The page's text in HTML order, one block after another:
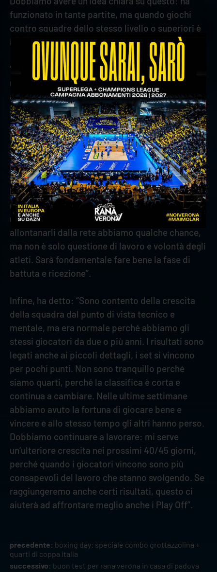
funzionato in tante partite, ma quando giochi
contro squadre dello stesso livello o superiori è
importante anche l’aspetto mentale”.
“Perugia ha giocatori di qualità che possono
risolvere la situazione anche da soli – ha
aggiunto – Nella settimana prima di Taranto
abbiamo avuto delle difficoltà a livello fisico.
Adesso siamo messi meglio e se riusciamo a
lavorare bene per un periodo più lungo i risultati
si vedono. Tutte le squadre forti prima o poi
perdono, per ottenere un risultato positivo
contro Perugia bisogna ricevere molto bene su
battute fortissime, poi non basta solo questo: è
necessario creare danni in battuta, perché hanno
una ricezione di alto livello. Se riusciamo ad
allontanarli dalla rete abbiamo qualche chance,
ma non è solo questione di lavoro e volontà degli
atleti. Sarà fondamentale fare bene la fase di
battuta e ricezione”.
Infine, ha detto: “Sono contento della crescita
della squadra dal punto di vista tecnico e
mentale, ma era normale perché abbiamo gli
stessi giocatori da due o più anni. I risultati sono
legati anche ai piccoli dettagli, i set si vincono
per pochi punti. Non sono tranquillo perché
siamo quarti, perché la classifica è corta e
continua a cambiare. Nelle ultime settimane
abbiamo avuto la fortuna di giocare bene e
vincere e allo stesso tempo gli altri hanno perso.
Dobbiamo continuare a lavorare: mi serve
un’ulteriore crescita nei prossimi 40/45 giorni,
perché quando i giocatori vincono sono più
consapevoli del lavoro che stanno svolgendo. Se
raggiungeremo anche certi risultati, questo ci
aiuterà ad affrontare meglio anche i Play Off”.
precedente: boxing day: speciale combo grottazzolina +
quarti di coppa italia
successivo: buon test per rana verona in casa di padova